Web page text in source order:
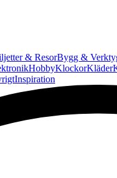
& ResorBygg &
HobbyKlockorKläder
Inspiration